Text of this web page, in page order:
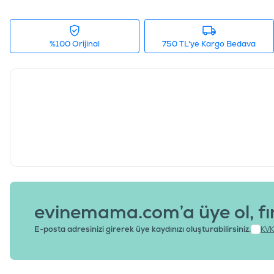
%100 Orijinal 750 TL'ye Kargo Bedava
evinemama.com’a üye ol,
E-posta adresinizi girerek üye kaydınızı oluşturabilirsiniz.